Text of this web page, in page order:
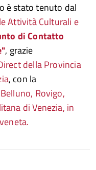
è stato tenuto dal
Attività Culturali e
di Contatto
, grazie
della Provincia
, con la
Rovigo,
di Venezia, in